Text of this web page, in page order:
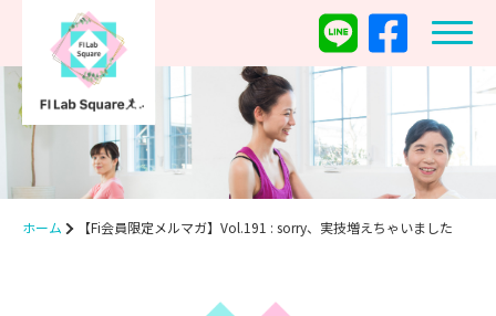
ホーム 【Fi会員限定メルマガ】Vol.191 : sorry、実技増えちゃいました